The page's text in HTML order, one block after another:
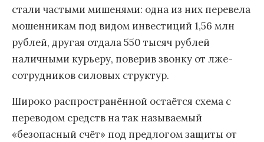
стали частыми мишенями: одна из них перевела
мошенникам под видом инвестиций 1,56 млн
рублей, другая отдала 550 тысяч рублей
наличными курьеру, поверив звонку от лже-
сотрудников силовых структур.
Широко распространённой остаётся схема с
переводом средств на так называемый
«безопасный счёт» под предлогом защиты от